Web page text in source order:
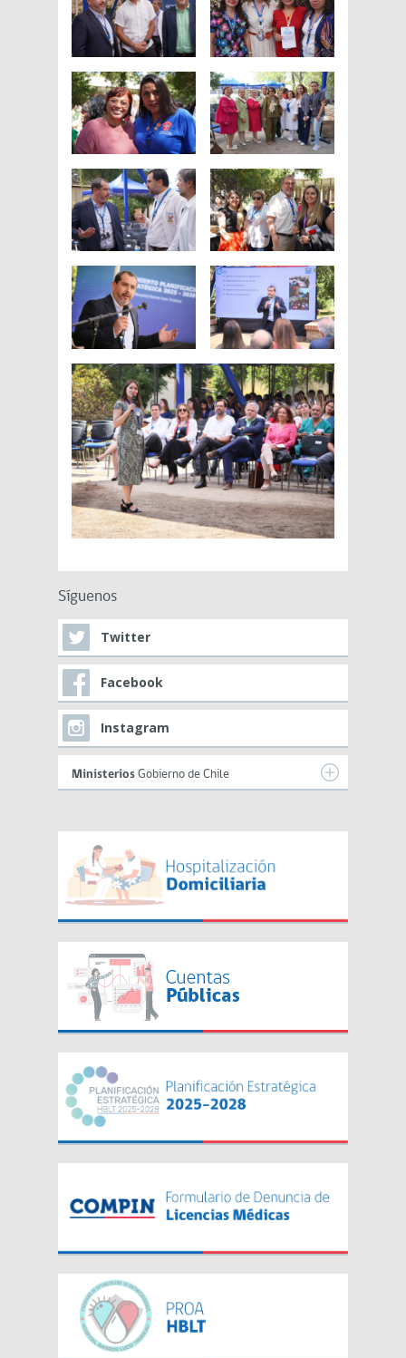
Síguenos
Twitter
Facebook
Instagram
Ministerios Gobierno de Chile